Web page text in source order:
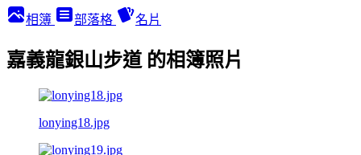
相簿 部落格 名片
嘉義龍銀山步道 的相簿照片
lonying18.jpg